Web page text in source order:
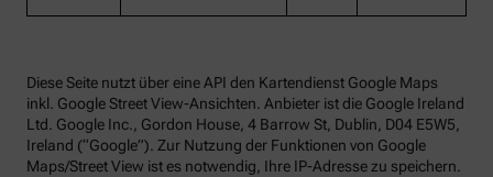
Diese Seite nutzt über eine API den Kartendienst Google Maps
inkl. Google Street View-Ansichten. Anbieter ist die Google Ireland
Ltd. Google Inc., Gordon House, 4 Barrow St, Dublin, D04 E5W5,
Ireland (“Google”). Zur Nutzung der Funktionen von Google
Maps/Street View ist es notwendig, Ihre IP-Adresse zu speichern.